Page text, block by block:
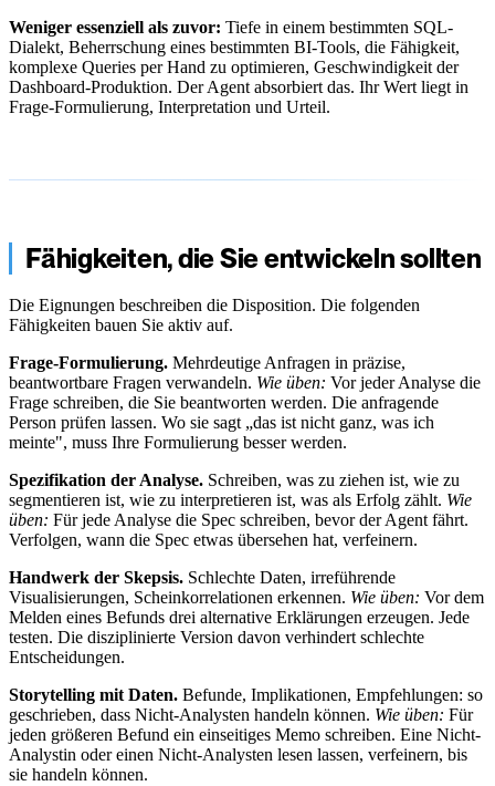
Weniger essenziell als zuvor: Tiefe in einem bestimmten SQL-
Dialekt, Beherrschung eines bestimmten BI-Tools, die Fähigkeit,
komplexe Queries per Hand zu optimieren, Geschwindigkeit der
Dashboard-Produktion. Der Agent absorbiert das. Ihr Wert liegt in
Frage-Formulierung, Interpretation und Urteil.
Fähigkeiten, die Sie entwickeln sollten
Die Eignungen beschreiben die Disposition. Die folgenden
Fähigkeiten bauen Sie aktiv auf.
Frage-Formulierung. Mehrdeutige Anfragen in präzise,
beantwortbare Fragen verwandeln. Wie üben: Vor jeder Analyse die
Frage schreiben, die Sie beantworten werden. Die anfragende
Person prüfen lassen. Wo sie sagt „das ist nicht ganz, was ich
meinte", muss Ihre Formulierung besser werden.
Spezifikation der Analyse. Schreiben, was zu ziehen ist, wie zu
segmentieren ist, wie zu interpretieren ist, was als Erfolg zählt. Wie
üben: Für jede Analyse die Spec schreiben, bevor der Agent fährt.
Verfolgen, wann die Spec etwas übersehen hat, verfeinern.
Handwerk der Skepsis. Schlechte Daten, irreführende
Visualisierungen, Scheinkorrelationen erkennen. Wie üben: Vor dem
Melden eines Befunds drei alternative Erklärungen erzeugen. Jede
testen. Die disziplinierte Version davon verhindert schlechte
Entscheidungen.
Storytelling mit Daten. Befunde, Implikationen, Empfehlungen: so
geschrieben, dass Nicht-Analysten handeln können. Wie üben: Für
jeden größeren Befund ein einseitiges Memo schreiben. Eine Nicht-
Analystin oder einen Nicht-Analysten lesen lassen, verfeinern, bis
sie handeln können.